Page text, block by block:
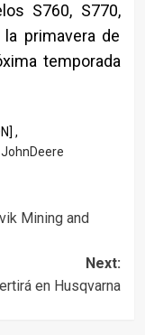
S760, S770,
primavera de
temporada
,
JohnDeere
Mining and
Next:
en Husqvarna